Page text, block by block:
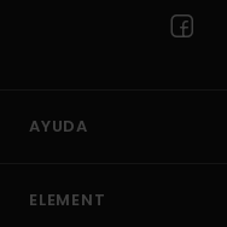
AYUDA
ELEMENT